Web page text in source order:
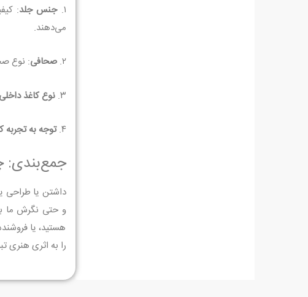
۱. جنس جلد:
می‌دهند.
۲. صحافی: نوع
۳. نوع کاغذ داخلی
۴. توجه به تجربه
جمع‌بندی:
داشتن یا
و حتی نگرش ما
هستید، یا
را به اثری هنری